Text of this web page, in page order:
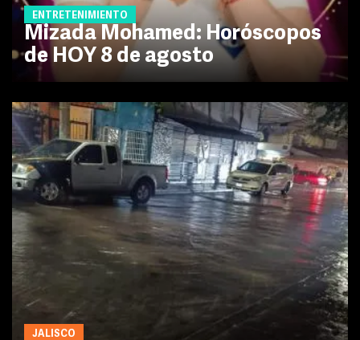
ENTRETENIMIENTO
Mizada Mohamed: Horóscopos
de HOY 8 de agosto
JALISCO